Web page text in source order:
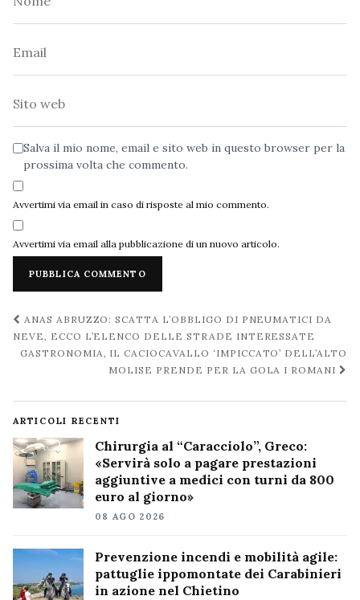
Salva il mio nome, email e sito web in questo browser per la
prossima volta che commento.
Avvertimi via email in caso di risposte al mio commento.
Avvertimi via email alla pubblicazione di un nuovo articolo.
Navigazione
post
ANAS ABRUZZO: SCATTA L’OBBLIGO DI PNEUMATICI DA
NEVE, ECCO L’ELENCO DELLE STRADE INTERESSATE
GASTRONOMIA, IL CACIOCAVALLO ‘IMPICCATO’ DELL’ALTO
MOLISE PRENDE PER LA GOLA I ROMANI
ARTICOLI RECENTI
Chirurgia al “Caracciolo”, Greco:
«Servirà solo a pagare prestazioni
aggiuntive a medici con turni da 800
euro al giorno»
08 AGO 2026
Prevenzione incendi e mobilità agile:
pattuglie ippomontate dei Carabinieri
in azione nel Chietino